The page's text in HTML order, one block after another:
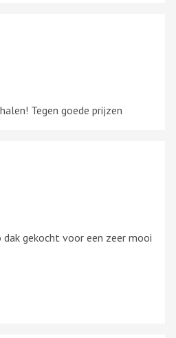
Tegen goede prijzen
dak gekocht voor een zeer mooi